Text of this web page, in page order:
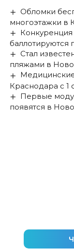
Обломки
многоэтажки в
Конкуренция
баллотируются
Стал
пляжами в
Краснодара с 1
Первые
появятся в